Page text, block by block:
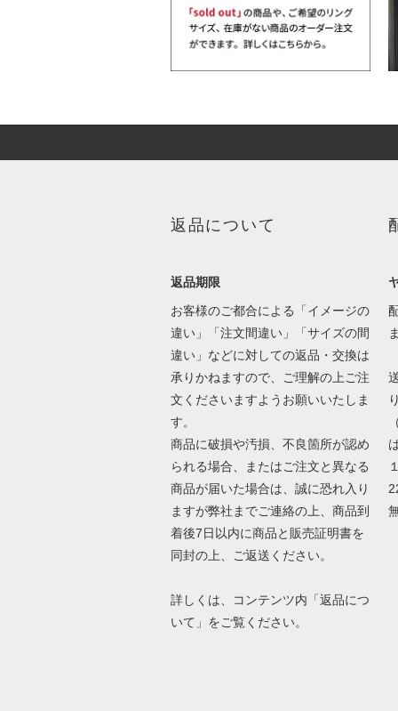
返品について
返品期限
お客様のご都合による「イメージの
違い」「注文間違い」「サイズの間
違い」などに対しての返品・交換は
承りかねますので、ご理解の上ご注
文くださいますようお願いいたしま
す。
商品に破損や汚損、不良箇所が認め
られる場合、またはご注文と異なる
商品が届いた場合は、誠に恐れ入り
ますが弊社までご連絡の上、商品到
着後7日以内に商品と販売証明書を
同封の上、ご返送ください。
詳しくは、コンテンツ内「返品につ
いて」をご覧ください。